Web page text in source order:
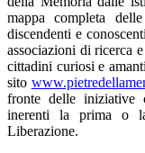
mappa completa
discendenti e
associazioni di ricerca
cittadini curiosi e
sito
fronte delle iniziative
inerenti la prima o
Liberazione.